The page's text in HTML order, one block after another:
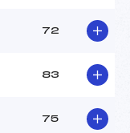
72
83
75